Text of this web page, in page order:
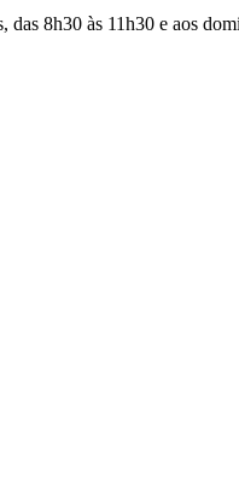
8h30 às 11h30 e aos